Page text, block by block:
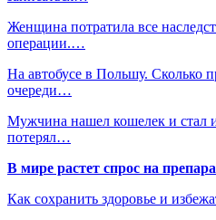
Женщина потратила все
операции.…
На автобусе в Польшу. Сколько
очереди…
Мужчина нашел кошелек и стал
потерял…
В мире растет спрос на
Как сохранить здоровье и